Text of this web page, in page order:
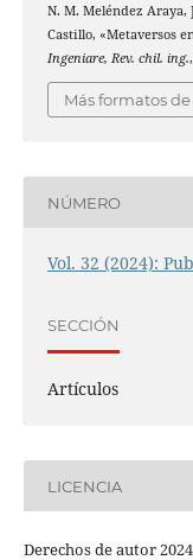
N. M. Meléndez Araya,
Castillo, «Metaversos
Ingeniare, Rev. chil. ing.
Más formatos
NÚMERO
Vol. 32 (2024):
SECCIÓN
Artículos
LICENCIA
Derechos de autor